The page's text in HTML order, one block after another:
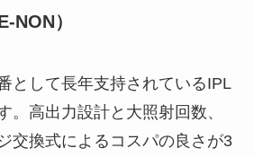
NON）
として長年支持されているIPL
。高出力設計と大照射回数、
交換式によるコスパの良さが3